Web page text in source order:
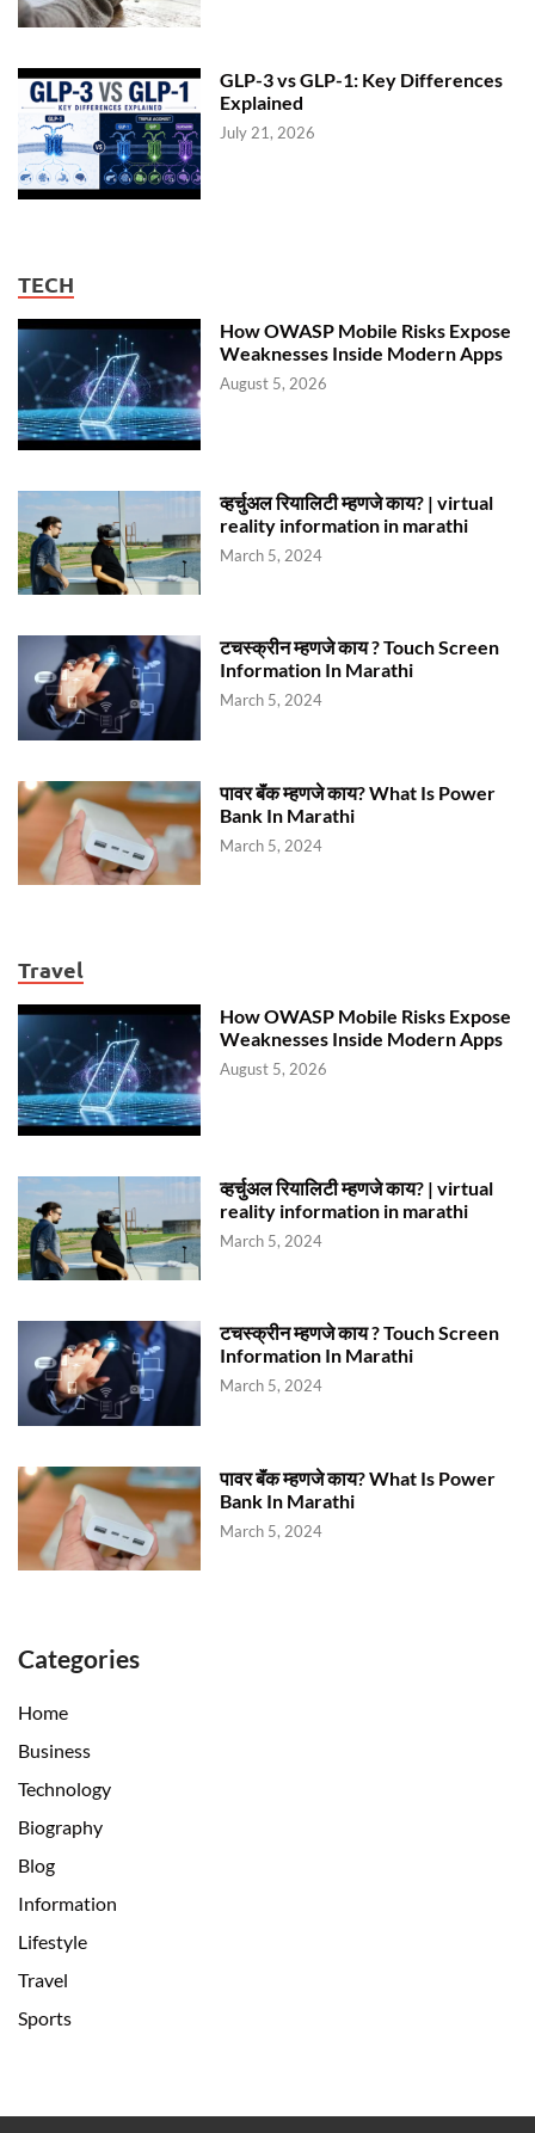
GLP-3 vs GLP-1: Key Differences
Explained
July 21, 2026
TECH
How OWASP Mobile Risks Expose
Weaknesses Inside Modern Apps
August 5, 2026
व्हर्चुअल रियालिटी म्हणजे काय? | virtual
reality information in marathi
March 5, 2024
टचस्क्रीन म्हणजे काय ? Touch Screen
Information In Marathi
March 5, 2024
पावर बॅंक म्हणजे काय? What Is Power
Bank In Marathi
March 5, 2024
Travel
How OWASP Mobile Risks Expose
Weaknesses Inside Modern Apps
August 5, 2026
व्हर्चुअल रियालिटी म्हणजे काय? | virtual
reality information in marathi
March 5, 2024
टचस्क्रीन म्हणजे काय ? Touch Screen
Information In Marathi
March 5, 2024
पावर बॅंक म्हणजे काय? What Is Power
Bank In Marathi
March 5, 2024
Categories
Home
Business
Technology
Biography
Blog
Information
Lifestyle
Travel
Sports